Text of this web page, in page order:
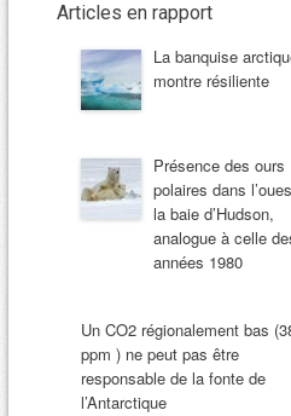
Articles en rapport
La banquise
montre résiliente
Présence des ours
polaires dans
la baie d’Hudson,
analogue à celle
années 1980
Un CO2 régionalement bas
ppm ) ne peut pas être
responsable de la fonte de
l’Antarctique